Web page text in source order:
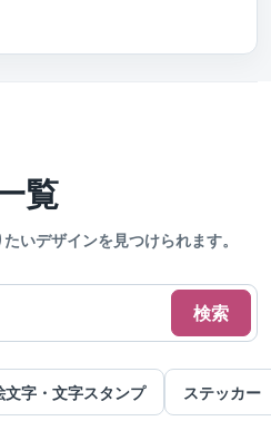
覧
いデザインを見つけられます。
検索
文字・文字スタンプ ステッカー